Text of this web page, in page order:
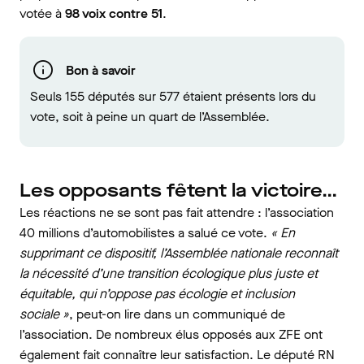
votée à98 voix contre 51.
Bon à savoir
Seuls 155 députés sur 577 étaient présents lors du
vote, soit à peine un quart de l’Assemblée.
Les opposants fêtent la victoire…
Les réactions ne se sont pas fait attendre : l’association
40 millions d’automobilistes a salué ce vote. « En
supprimant ce dispositif, l’Assemblée nationale reconnaît
la nécessité d’une transition écologique plus juste et
équitable, qui n’oppose pas écologie et inclusion
sociale », peut-on lire dans un communiqué de
l’association. De nombreux élus opposés aux ZFE ont
également fait connaître leur satisfaction. Le député RN